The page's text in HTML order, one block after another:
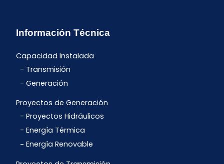
Información Técnica
Capacidad Instalada
Transmisión
Generación
Proyectos de Generación
Proyectos Hidráulicos
Energía Térmica
Energía Renovable